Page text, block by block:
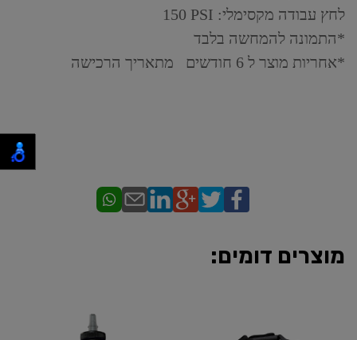
לחץ עבודה מקסימלי: 150 PSI
*התמונה להמחשה בלבד
*אחריות מוצר ל 6 חודשים מתאריך הרכישה
מוצרים דומים: